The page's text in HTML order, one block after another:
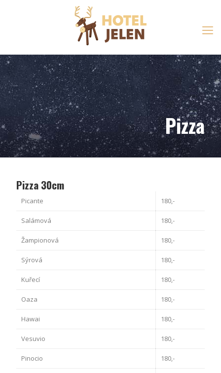
Pizza
Pizza 30cm
Picante 180,-
Salámová 180,-
Žampionová 180,-
Sýrová 180,-
Kuřecí 180,-
Oaza 180,-
Hawai 180,-
Vesuvio 180,-
Pinocio 180,-